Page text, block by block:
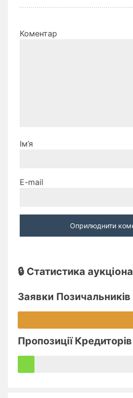
Коментар
Ім’я
E-mail
🔒 Статистика аукціона
Заявки Позичальників
Пропозиції Кредиторів